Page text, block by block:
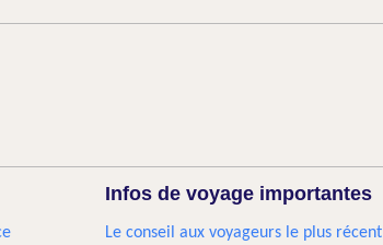
Infos de voyage importantes
Le conseil aux voyageurs le plus récent